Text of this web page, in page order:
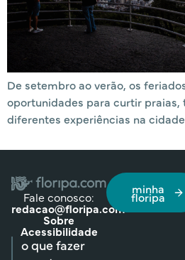
De setembro ao verão, os
oportunidades para curtir praias,
diferentes experiências na
Fale conosco:
redacao@floripa.com
Sobre
Acessibilidade
minha
floripa
o que fazer